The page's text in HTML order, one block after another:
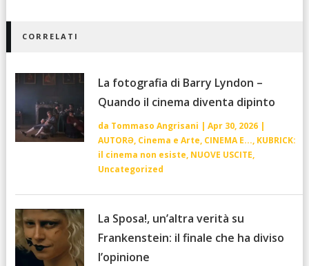
CORRELATI
La fotografia di Barry Lyndon –
Quando il cinema diventa dipinto
da Tommaso Angrisani | Apr 30, 2026|
AUTORƏ, Cinema e Arte, CINEMA E..., KUBRICK:
il cinema non esiste, NUOVE USCITE,
Uncategorized
La Sposa!, un’altra verità su
Frankenstein: il finale che ha diviso
l’opinione